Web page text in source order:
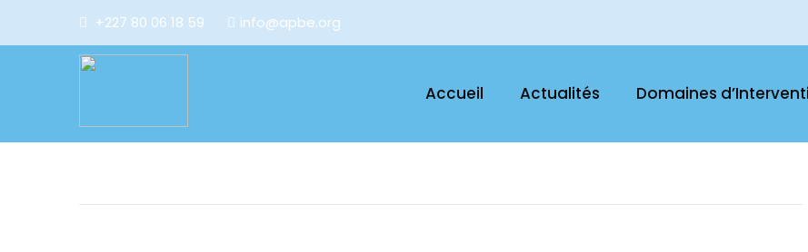
+227 80 06 18 59 info@apbe.org
Accueil Actualités Domaines
Dans le cadre de la lutte contre la pandémie du Covid-19, APBE en collaboration avec le Fonds des Nations Unies pour la Population
UNFPA Niger, a doté la Police Nationale en matériels de prevention.